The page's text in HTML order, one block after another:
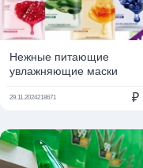
Нежные питающие
увлажняющие маски
29.11.2024218671 ₽